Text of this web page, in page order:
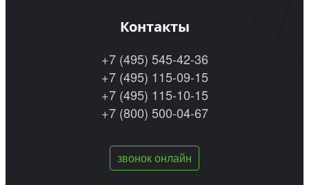
Контакты
+7 (495) 545-42-36
+7 (495) 115-09-15
+7 (495) 115-10-15
+7 (800) 500-04-67
звонок онлайн